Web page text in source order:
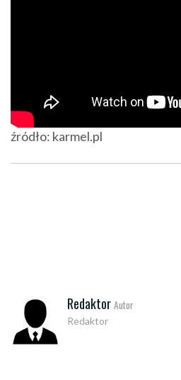
źródło: karmel.pl
Redaktor Autor
Redaktor